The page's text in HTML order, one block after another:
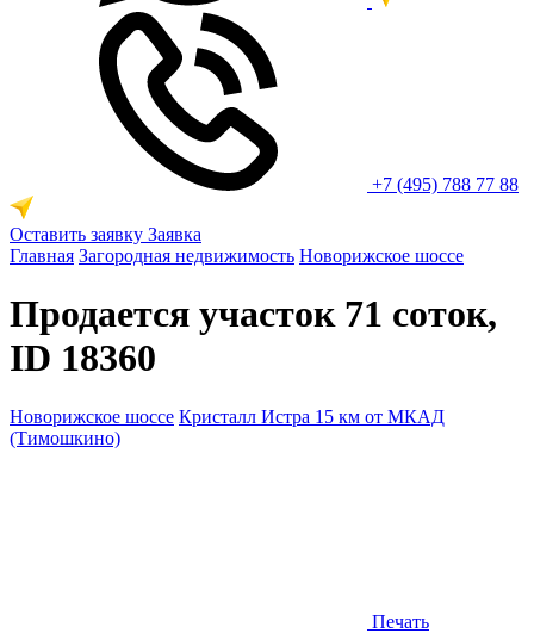
+7 (495) 788 77 88
Оставить заявку Заявка
Главная Загородная недвижимость Новорижское шоссе
Продается участок 71 соток,
ID 18360
Новорижское шоссе Кристалл Истра 15 км от МКАД
(Тимошкино)
Печать